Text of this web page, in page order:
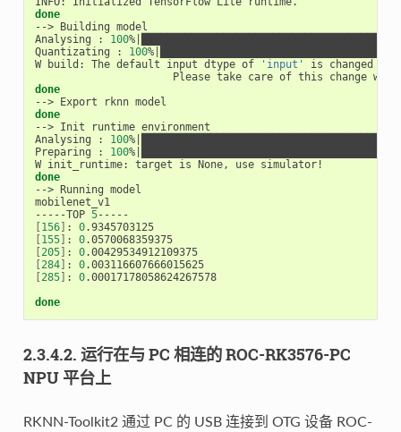
done
--> Building model
Analysing : 100%|
Quantizating : 100%|
W build: The default input dtype of
'input'
is changed
done
done
--> Init runtime environment
Analysing : 100%|
Preparing : 100%|
done
--> Running model
mobilenet_v1
-----TOP 5
156] : 0
.9345703125
155] : 0
.0570068359375
205] : 0
.00429534912109375
284] : 0
.003116607666015625
285] : 0.00017178058624267578
done
2.3.4.2. 运行在与 PC 相连的 ROC-RK3576-PC
NPU 平台上
RKNN-Toolkit2 通过 PC 的 USB 连接到 OTG 设备 ROC-